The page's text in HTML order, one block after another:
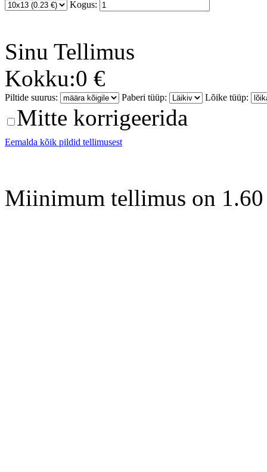
Kogus:
Sinu Tellimus
Kokku:0 €
Piltide suurus: Paberi tüüp: Lõike tüüp:
Mitte korrigeerida
Eemalda kõik pildid tellimusest
Miinimum tellimus on